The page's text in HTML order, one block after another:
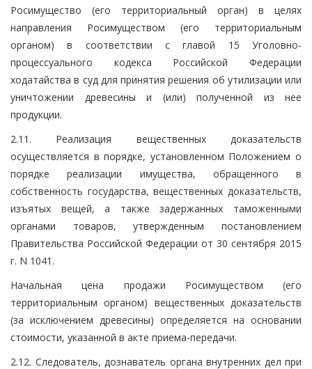
Росимущество (его территориальный орган) в целях
направления Росимуществом (его территориальным
органом) в соответствии с главой 15 Уголовно-
процессуального кодекса Российской Федерации
ходатайства в суд для принятия решения об утилизации или
уничтожении древесины и (или) полученной из нее
продукции.
2.11. Реализация вещественных доказательств
осуществляется в порядке, установленном Положением о
порядке реализации имущества, обращенного в
собственность государства, вещественных доказательств,
изъятых вещей, а также задержанных таможенными
органами товаров, утвержденным постановлением
Правительства Российской Федерации от 30 сентября 2015
г. N 1041.
Начальная цена продажи Росимуществом (его
территориальным органом) вещественных доказательств
(за исключением древесины) определяется на основании
стоимости, указанной в акте приема-передачи.
2.12. Следователь, дознаватель органа внутренних дел при